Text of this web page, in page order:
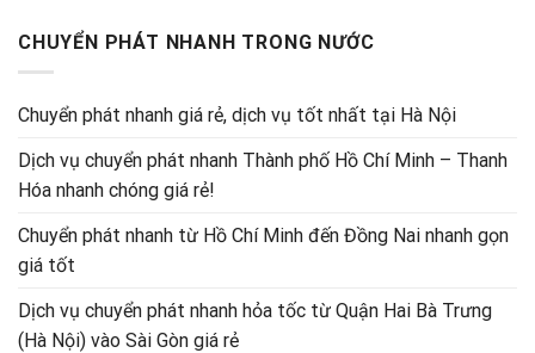
CHUYỂN PHÁT NHANH TRONG NƯỚC
Chuyển phát nhanh giá rẻ, dịch vụ tốt nhất tại Hà Nội
Dịch vụ chuyển phát nhanh Thành phố Hồ Chí Minh – Thanh
Hóa nhanh chóng giá rẻ!
Chuyển phát nhanh từ Hồ Chí Minh đến Đồng Nai nhanh gọn
giá tốt
Dịch vụ chuyển phát nhanh hỏa tốc từ Quận Hai Bà Trưng
(Hà Nội) vào Sài Gòn giá rẻ